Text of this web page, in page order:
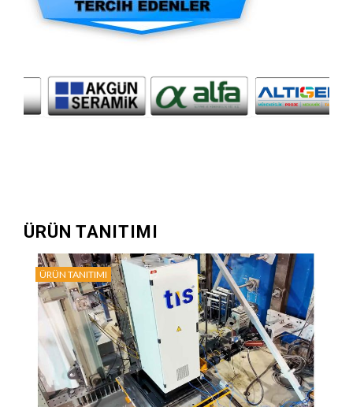
ÜRÜN TANITIMI
ÜRÜN TANITIMI